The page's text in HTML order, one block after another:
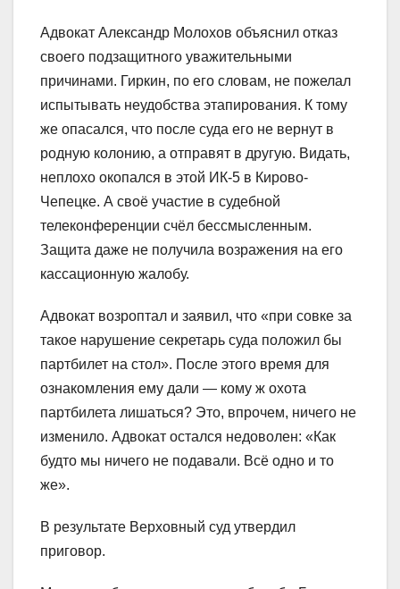
Адвокат Александр Молохов объяснил отказ
своего подзащитного уважительными
причинами. Гиркин, по его словам, не пожелал
испытывать неудобства этапирования. К тому
же опасался, что после суда его не вернут в
родную колонию, а отправят в другую. Видать,
неплохо окопался в этой ИК-5 в Кирово-
Чепецке. А своё участие в судебной
телеконференции счёл бессмысленным.
Защита даже не получила возражения на его
кассационную жалобу.
Адвокат возроптал и заявил, что «при совке за
такое нарушение секретарь суда положил бы
партбилет на стол». После этого время для
ознакомления ему дали — кому ж охота
партбилета лишаться? Это, впрочем, ничего не
изменило. Адвокат остался недоволен: «Как
будто мы ничего не подавали. Всё одно и то
же».
В результате Верховный суд утвердил
приговор.